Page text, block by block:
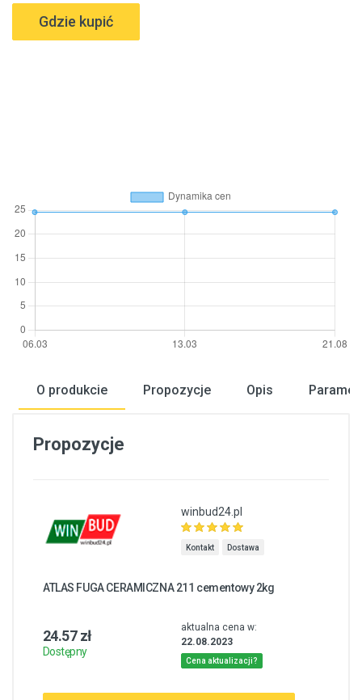
Gdzie kupić
O produkcie Propozycje Opis
Propozycje
winbud24.pl
Kontakt Dostawa
ATLAS FUGA CERAMICZNA 211 cementowy 2kg
24.57 zł
Dostępny
aktualna cena w:
22.08.2023
Cena aktualizacji?